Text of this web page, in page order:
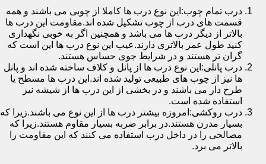
درب تمام چوب:این نوع درب ها کاملا از چوبی می باشند و همه
قسمت های درب از چوب تشکیل شده اند.مقاومت این درب ها
بالاتر از دیگر درب ها می باشد و همچنین اگر به خوبی نگهداری
کنید طول عمر بالاتری دارند.عیب این نوع درب ها این است که
گران تر هستند و در شرایط جوی حساس هستند.
درب پانلی:این نوع درب ها از پانل و کلاف ساخته شده اند و پانل
ها نیز از چوب های طبیعی تولید شده اند.این درب ها مسطح یا
طرح دار می باشند و در بخشی از این درب ها از شیشه نیز
استفاده شده است.
درب روکشی:امروزه بیشتر درب ها از این نوع می باشند.زیرا که
بسیار مدرن هستند.در برابر ضربه بسیار مقاوم هستند.زیرا که
مصالحی را در داخل درب استفاده می کنند که این مقاومت را
بالاتر می برد.